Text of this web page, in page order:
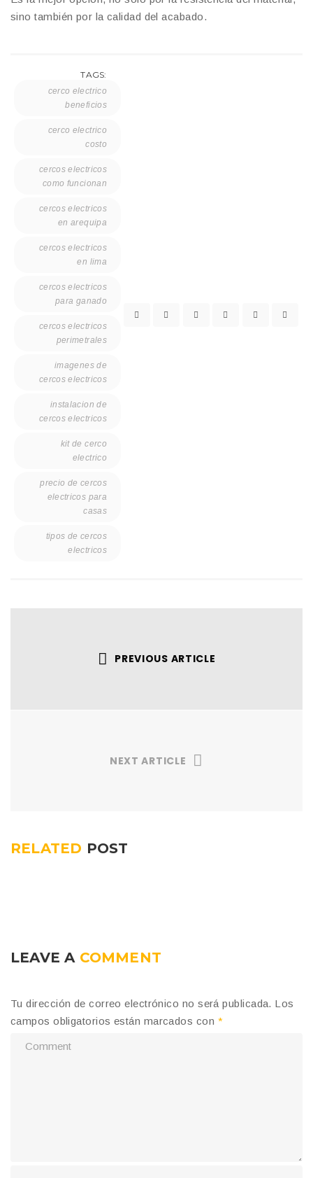
sino también por la calidad del acabado.
TAGS:
cerco electrico
beneficios
cerco electrico
costo
cercos electricos
como funcionan
cercos electricos
en arequipa
cercos electricos
en lima
cercos electricos
para ganado
cercos electricos
perimetrales
imagenes de
cercos electricos
instalacion de
cercos electricos
kit de cerco
electrico
precio de cercos
electricos para
casas
tipos de cercos
electricos
PREVIOUS ARTICLE
NEXT ARTICLE
RELATED POST
LEAVE A COMMENT
Tu dirección de correo electrónico no será publicada. Los
campos obligatorios están marcados con *